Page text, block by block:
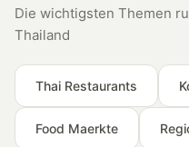
Die wichtigsten Themen
Thailand
Thai Restaurants
Food Maerkte